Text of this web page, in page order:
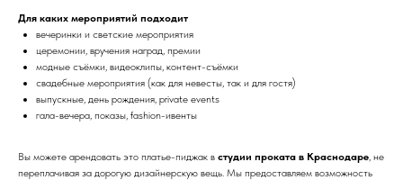
Для каких мероприятий подходит
вечеринки и светские мероприятия
церемонии, вручения наград, премии
модные съёмки, видеоклипы, контент-съёмки
свадебные мероприятия (как для невесты, так и для гостя)
выпускные, день рождения, private events
гала-вечера, показы, fashion-ивенты
Вы можете арендовать это платье-пиджак в студии проката в Краснодаре, не
переплачивая за дорогую дизайнерскую вещь. Мы предоставляем возможность